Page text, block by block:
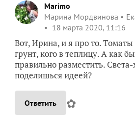
Marimo
Марина Мордвинова
18 марта 2020, 11:16
Вот, Ирина, и я про то. Томаты
грунт, кого в теплицу. А как
правильно разместить.
поделишься идеей?
Ответить ✿